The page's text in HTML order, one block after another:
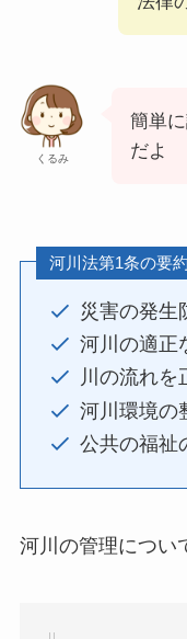
くるみ
簡単
だよ
河川法第1条の要約
災害の発生
河川の適正
川の流れを
河川環境の
公共の福祉
河川の管理につい